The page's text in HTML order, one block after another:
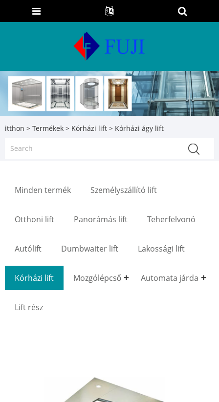
itthon > Termékek > Kórházi lift > Kórházi ágy lift
Minden termék Személyszállító lift
Otthoni lift Panorámás lift Teherfelvonó
Autólift Dumbwaiter lift Lakossági lift
Kórházi lift Mozgólépcső Automata járda
Lift rész